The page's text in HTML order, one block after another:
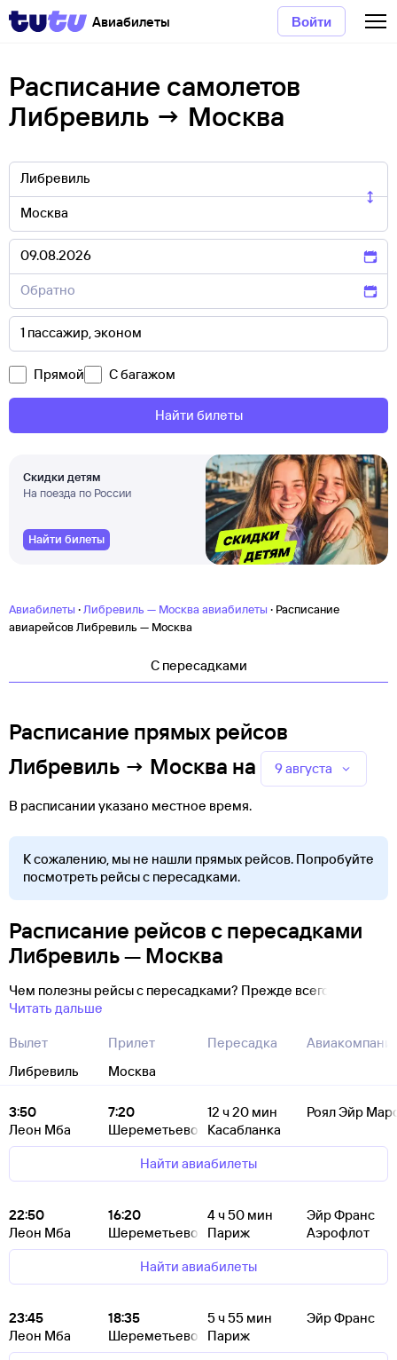
Авиабилеты Войти
Расписание самолетов
Либревиль → Москва
Прямой С багажом
Найти билеты
Скидки детям
На поезда по России
Найти билеты
Авиабилеты · Либревиль — Москва авиабилеты · Расписание
авиарейсов Либревиль — Москва
C пересадками
Расписание прямых рейсов
Либревиль → Москва на 9 августа
В расписании указано местное время.
К сожалению, мы не нашли прямых рейсов. Попробуйте
посмотреть рейсы с пересадками.
Расписание рейсов с пересадками
Либревиль — Москва
Чем полезны рейсы с пересадками? Прежде всего
Читать дальше
Вылет
Либревиль
Прилет
Москва
Пересадка
3:50
Леон Мба
7:20
Шереметьево
12 ч 20 мин
Касабланка
Роял Эйр
Найти авиабилеты
22:50
Леон Мба
16:20
Шереметьево
4ч 50 мин
Париж
Эйр Франс
Аэрофлот
Найти авиабилеты
23:45
Леон Мба
18:35
Шереметьево
5ч 55 мин
Париж
Эйр Франс